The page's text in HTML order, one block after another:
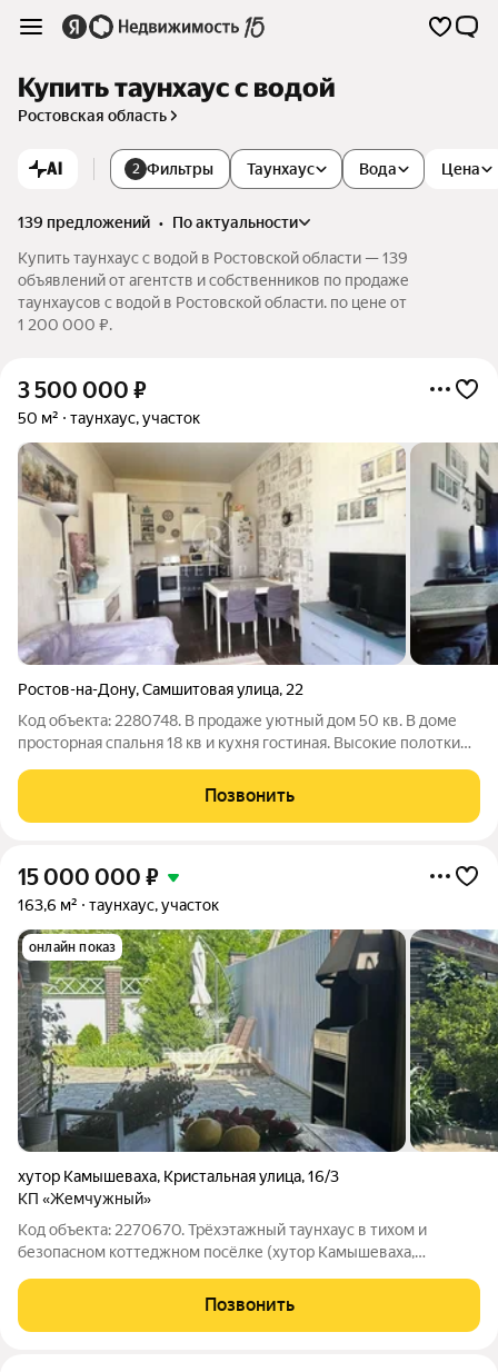
Купить таунхаус с водой
Ростовская область
AI 2 Фильтры Цена
Таунхаус Вода
139 предложений •
по актуальности
Купить таунхаус с водой в Ростовской области — 139
объявлений от агентств и собственников по продаже
таунхаусов с водой в Ростовской области. по цене от
1 200 000 ₽.
3 500 000 ₽
50 м² таунхаус, участок
Ростов-на-Дону,Самшитовая улица, 22
Код объекта: 2280748. В продаже уютный дом 50 кв. В доме
просторная спальня 18 кв и кухня гостиная. Высокие полотки
Везде установлен теплый пол. Дом полностью готов для
проживания. Установлен
Позвонить
15 000 000 ₽
163,6 м² таунхаус, участок
онлайн показ
хутор Камышеваха, Кристальная улица,16/3
КП «Жемчужный»
Код объекта: 2270670. Трёхэтажный таунхаус в тихом и
безопасном коттеджном посёлке (хутор Камышеваха,
всё готово для жизни. Планировка : 1 этаж: кухня-гостиная с
выходом в зону отдыха под
Позвонить